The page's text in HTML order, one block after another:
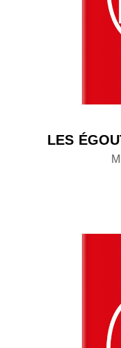
LES